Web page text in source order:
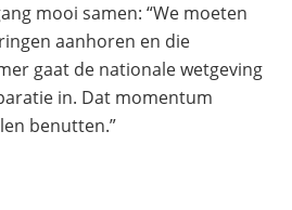
mooi samen: “We moeten
aanhoren en die
gaat de nationale wetgeving
in. Dat momentum
benutten.”